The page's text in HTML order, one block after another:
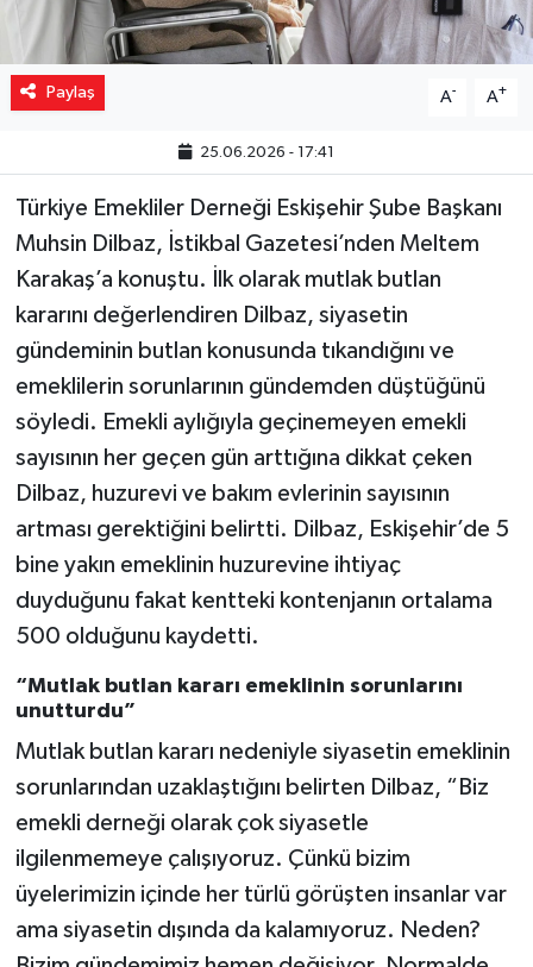
Paylaş A- A+
25.06.2026 - 17:41
Türkiye Emekliler Derneği Eskişehir Şube Başkanı
Muhsin Dilbaz, İstikbal Gazetesi’nden Meltem
Karakaş’a konuştu. İlk olarak mutlak butlan
kararını değerlendiren Dilbaz, siyasetin
gündeminin butlan konusunda tıkandığını ve
emeklilerin sorunlarının gündemden düştüğünü
söyledi. Emekli aylığıyla geçinemeyen emekli
sayısının her geçen gün arttığına dikkat çeken
Dilbaz, huzurevi ve bakım evlerinin sayısının
artması gerektiğini belirtti. Dilbaz, Eskişehir’de 5
bine yakın emeklinin huzurevine ihtiyaç
duyduğunu fakat kentteki kontenjanın ortalama
500 olduğunu kaydetti.
“Mutlak butlan kararı emeklinin sorunlarını
unutturdu”
Mutlak butlan kararı nedeniyle siyasetin emeklinin
sorunlarından uzaklaştığını belirten Dilbaz, “Biz
emekli derneği olarak çok siyasetle
ilgilenmemeye çalışıyoruz. Çünkü bizim
üyelerimizin içinde her türlü görüşten insanlar var
ama siyasetin dışında da kalamıyoruz. Neden?